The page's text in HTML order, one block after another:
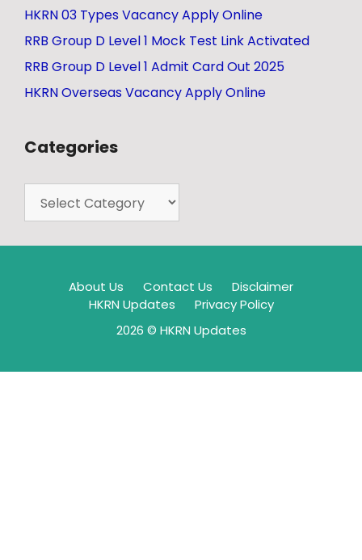
HKRN 03 Types Vacancy Apply Online
RRB Group D Level 1 Mock Test Link Activated
RRB Group D Level 1 Admit Card Out 2025
HKRN Overseas Vacancy Apply Online
Categories
About Us Contact Us
Disclaimer
HKRN Updates
Privacy Policy
2026 © HKRN Updates